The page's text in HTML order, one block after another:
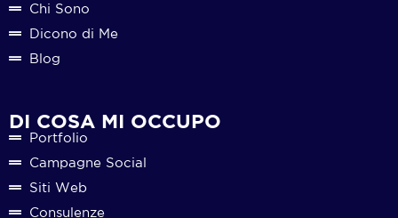
Chi Sono
Dicono di Me
Blog
DI COSA MI OCCUPO
Portfolio
Campagne Social
Siti Web
Consulenze